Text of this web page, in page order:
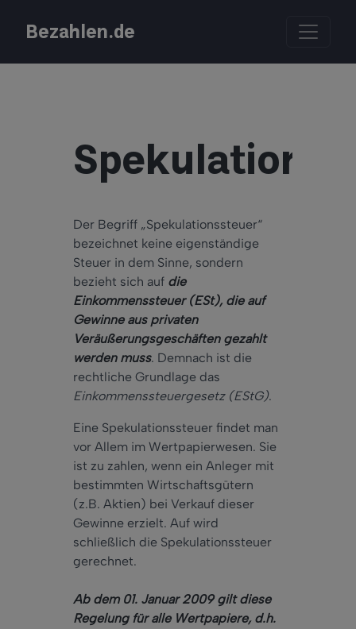
Bezahlen.de
Der Begriff „Spekulationssteuer“
bezeichnet keine eigenständige
Steuer in dem Sinne, sondern
bezieht sich auf die
Einkommenssteuer (ESt), die auf
Gewinne aus privaten
Veräußerungsgeschäften gezahlt
werden muss. Demnach ist die
rechtliche Grundlage das
Einkommenssteuergesetz (EStG).
Eine Spekulationssteuer findet man
vor Allem im Wertpapierwesen. Sie
ist zu zahlen, wenn ein Anleger mit
bestimmten Wirtschaftsgütern
(z.B. Aktien) bei Verkauf dieser
Gewinne erzielt. Auf wird
schließlich die Spekulationssteuer
gerechnet.
Ab dem 01. Januar 2009 gilt diese
Regelung für alle Wertpapiere, d.h.